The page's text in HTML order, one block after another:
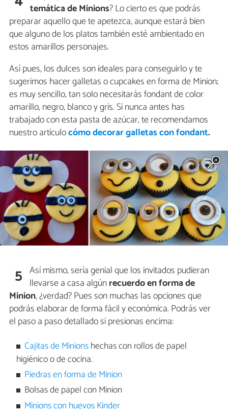
temática de Minions? Lo cierto es que podrás
preparar aquello que te apetezca, aunque estará bien
que alguno de los platos también esté ambientado en
estos amarillos personajes.
Así pues, los dulces son ideales para conseguirlo y te
sugerimos hacer galletas o cupcakes en forma de Minion;
es muy sencillo, tan solo necesitarás fondant de color
amarillo, negro, blanco y gris. Si nunca antes has
trabajado con esta pasta de azúcar, te recomendamos
nuestro artículocómo decorar galletas con fondant.
5 Así mismo, sería genial que los invitados pudieran
llevarse a casa algúnrecuerdo en forma de
Minion, ¿verdad? Pues son muchas las opciones que
podrás elaborar de forma fácil y económica. Podrás ver
el paso a paso detallado si presionas encima:
Cajitas de Minionshechas con rollos de papel
higiénico o de cocina.
Piedras en forma de Minion
Bolsas de papel con Minion
Minions con huevos Kinder